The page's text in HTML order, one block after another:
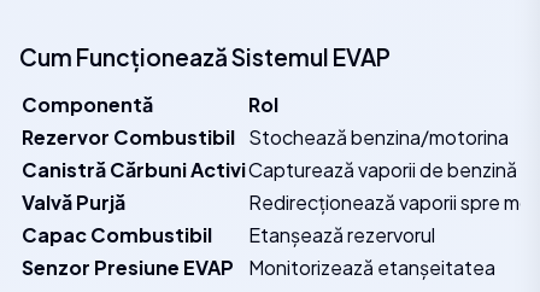
Cum Funcționează Sistemul EVAP
Componentă
Rol
Rezervor Combustibil Stochează benzina/motorina
Canistră Cărbuni ActiviCapturează vaporii de benzină
Valvă Purjă
Redirecționează vaporii spre
Capac Combustibil
Etanșează rezervorul
Senzor Presiune EVAP
Monitorizează etanșeitatea